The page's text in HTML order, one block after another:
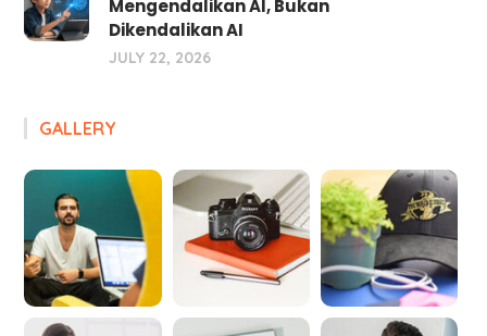
Mengendalikan AI, Bukan
Dikendalikan AI
JULY 22, 2026
GALLERY